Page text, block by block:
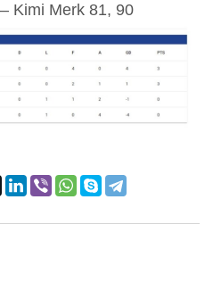
Kimi Merk 81, 90